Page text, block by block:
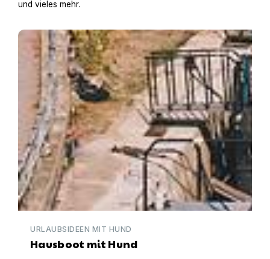
und vieles mehr.
Hausboot mit Hund
URLAUBSIDEEN MIT HUND
Hausboot mit Hund